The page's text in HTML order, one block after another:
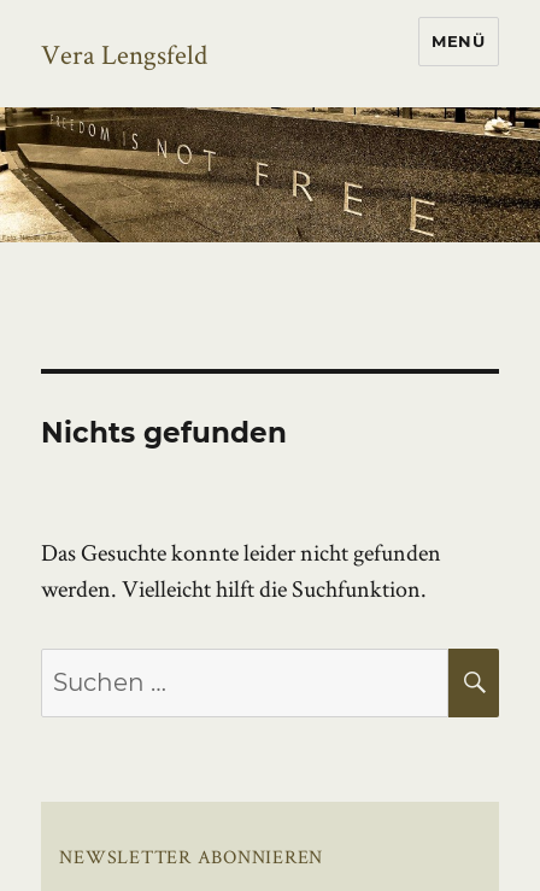
Vera Lengsfeld MENÜ
Nichts gefunden
Das Gesuchte konnte leider nicht gefunden
werden. Vielleicht hilft die Suchfunktion.
Suchen
nach:
NEWSLETTER ABONNIEREN